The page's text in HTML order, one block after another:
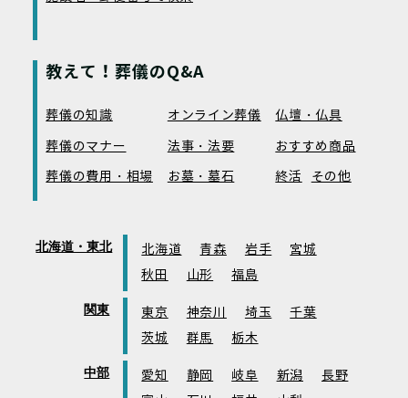
教えて！葬儀のQ&A
葬儀の知識 オンライン葬儀
仏壇・仏具
葬儀のマナー
法事・法要
おすすめ商品
葬儀の費用・相場
お墓・墓石 終活 その他
北海道・東北 北海道 青森 岩手
宮城
秋田
山形 福島
関東 東京 神奈川 埼玉
千葉
茨城
群馬 栃木
中部 愛知 静岡 岐阜 新潟
長野